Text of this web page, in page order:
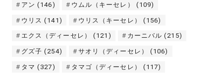
アン (146) ウムル（キーセレ） (109)
ウリス (141) ウリス（キーセレ） (156)
エクス（ディーセレ） (121) カーニバル (215)
グズ子 (254) サオリ（ディーセレ） (106)
タマ (327) タマゴ（ディーセレ） (117)